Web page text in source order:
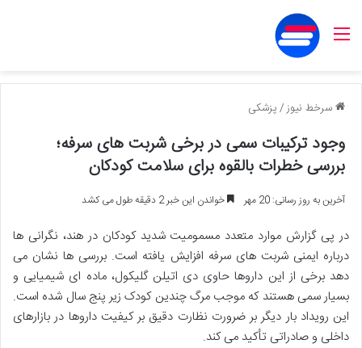
منو
سرخط نیوز/پزشکی
وجود ترکیبات سمی در برخی شربت های سرفه؛
بررسی خطرات بالقوه برای سلامت کودکان
آخرین به روز رسانی: 20 مهر خواندن این خبر 2 دقیقه طول می کشد
در پی گزارش موارد متعدد مسمومیت شدید کودکان در هند، نگرانی ها
درباره ایمنی شربت های سرفه افزایش یافته است. بررسی ها نشان می
دهد برخی از این داروها حاوی دی اتیلن گلیکول، ماده ای شیمیایی و
بسیار سمی هستند که موجب مرگ چندین کودک زیر پنج سال شده است.
این رویداد بار دیگر بر ضرورت نظارت دقیق بر کیفیت داروها در بازارهای
داخلی و صادراتی تأکید می کند.